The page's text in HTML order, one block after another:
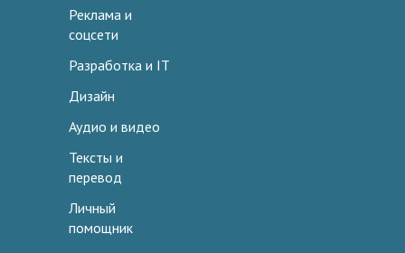
Реклама и
соцсети
Разработка и IT
Дизайн
Аудио и видео
Тексты и
перевод
Личный
помощник